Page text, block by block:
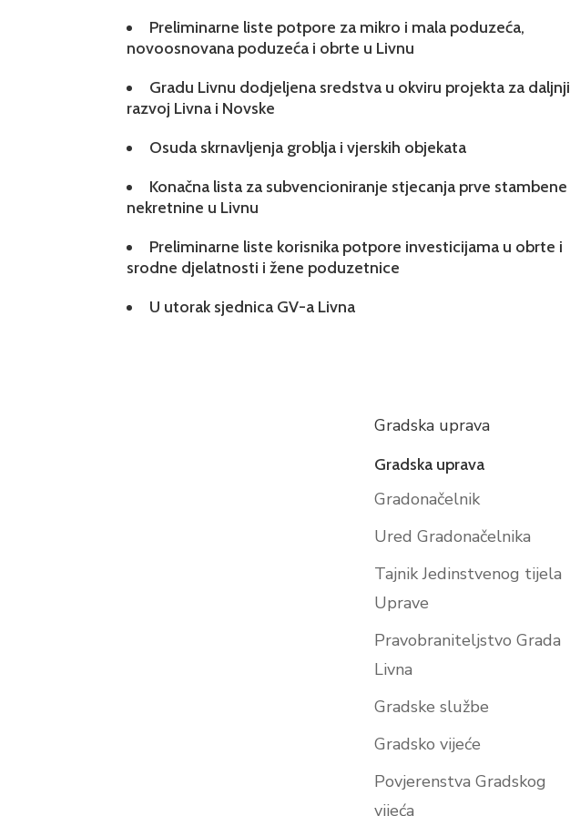
Preliminarne liste potpore za mikro i mala poduzeća,
novoosnovana poduzeća i obrte u Livnu
Gradu Livnu dodjeljena sredstva u okviru projekta za daljnji
razvoj Livna i Novske
Osuda skrnavljenja groblja i vjerskih objekata
Konačna lista za subvencioniranje stjecanja prve stambene
nekretnine u Livnu
Preliminarne liste korisnika potpore investicijama u obrte i
srodne djelatnosti i žene poduzetnice
U utorak sjednica GV-a Livna
Gradska uprava
Gradska uprava
Gradonačelnik
Ured Gradonačelnika
Tajnik Jedinstvenog tijela
Uprave
Pravobraniteljstvo Grada
Livna
Gradske službe
Gradsko vijeće
Povjerenstva Gradskog
vijeća